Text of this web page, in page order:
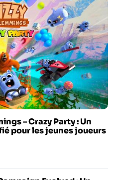
– Crazy Party : Un
pour les jeunes joueurs